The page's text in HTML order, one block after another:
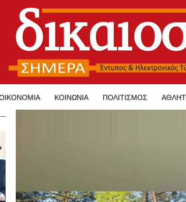
ΚΟΙΝΩΝΊΑ ΠΟΛΙΤΙΣΜΌΣ